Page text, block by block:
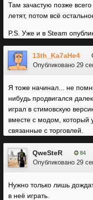
Там зачастую позже
летят, потом всё
P.S. Уже и в Steam
13th_Ka7aHe4
Опубликовано 29
Я тоже начинал... не
нибудь продвигался
играл в стимовскую
вместе с модом, который
связанные с торговлей.
QweSteR 84
Опубликовано 29
Нужно только лишь
в неё играть.